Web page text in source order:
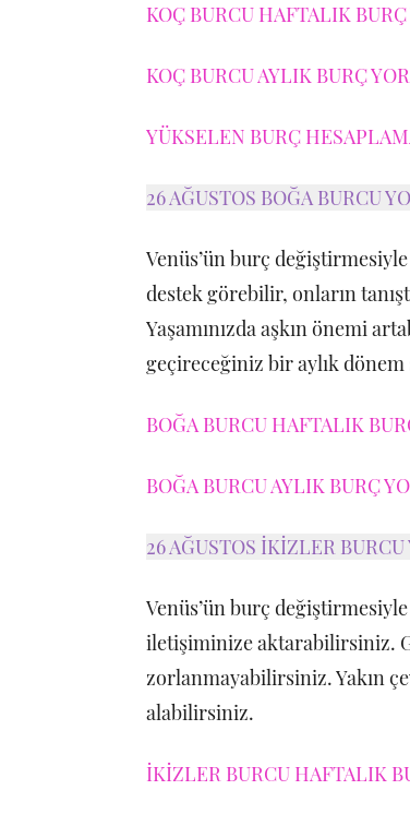
KOÇ BURCU HAFTALIK
KOÇ BURCU AYLIK BURÇ
YÜKSELEN BURÇ
26 AĞUSTOS BOĞA BURCU
Venüs’ün burç
destek görebilir, onların
Yaşamınızda aşkın önemi
geçireceğiniz bir aylık
BOĞA BURCU HAFTALIK
BOĞA BURCU AYLIK BURÇ
26 AĞUSTOS İKİZLER
Venüs’ün burç
iletişiminize aktarabilirsiniz.
zorlanmayabilirsiniz. Yakın
alabilirsiniz.
İKİZLER BURCU HAFTALIK